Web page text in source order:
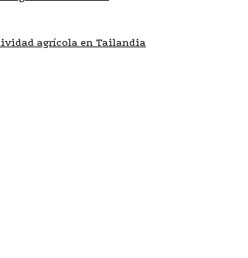
agrícola en Tailandia